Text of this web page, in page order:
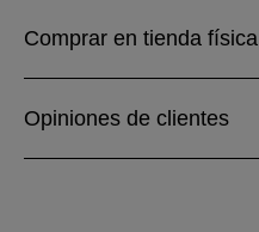
Comprar en tienda física
Opiniones de clientes